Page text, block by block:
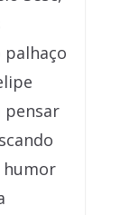
palhaço
pensar
humor